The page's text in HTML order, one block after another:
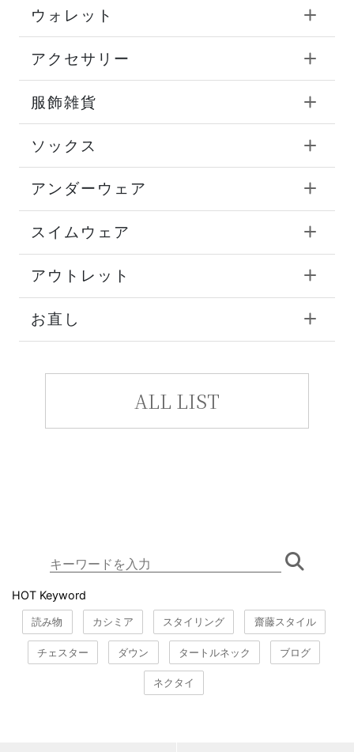
ウォレット
アクセサリー
服飾雑貨
ソックス
アンダーウェア
スイムウェア
アウトレット
お直し
ALL LIST
HOT Keyword
読み物 カシミア スタイリング 齋藤スタイル
チェスター ダウン タートルネック ブログ
ネクタイ